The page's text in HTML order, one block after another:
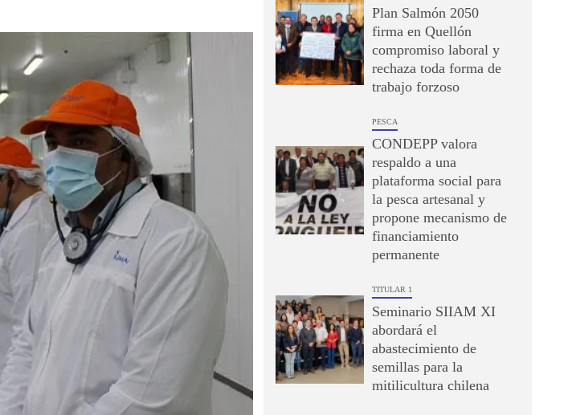
Plan Salmón 2050
firma en Quellón
compromiso laboral y
rechaza toda forma de
trabajo forzoso
PESCA
CONDEPP valora
respaldo a una
plataforma social para
la pesca artesanal y
propone mecanismo de
financiamiento
permanente
TITULAR 1
Seminario SIIAM XI
abordará el
abastecimiento de
semillas para la
mitilicultura chilena